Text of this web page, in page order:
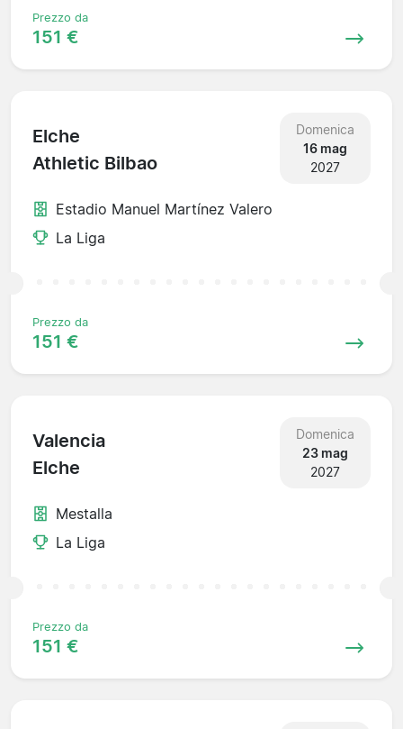
Prezzo da
151 €
Elche
Athletic Bilbao
Domenica
16 mag
2027
Estadio Manuel Martínez Valero
La Liga
Prezzo da
151 €
Valencia
Elche
Domenica
23 mag
2027
Mestalla
La Liga
Prezzo da
151 €